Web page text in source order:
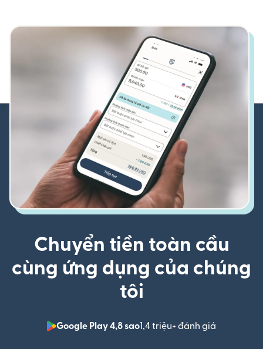
Chuyển tiền toàn cầu
cùng ứng dụng của chúng
tôi
Google Play 4,8 sao1,4 triệu+ đánh giá